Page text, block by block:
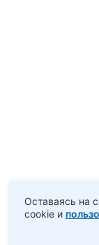
Оставаясь на
cookie и